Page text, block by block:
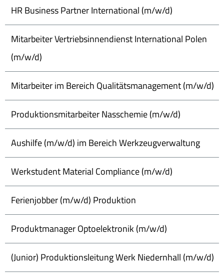
HR Business Partner International (m/w/d)
Mitarbeiter Vertriebsinnendienst International Polen
(m/w/d)
Mitarbeiter im Bereich Qualitätsmanagement (m/w/d)
Produktionsmitarbeiter Nasschemie (m/w/d)
Aushilfe (m/w/d) im Bereich Werkzeugverwaltung
Werkstudent Material Compliance (m/w/d)
Ferienjobber (m/w/d) Produktion
Produktmanager Optoelektronik (m/w/d)
(Junior) Produktionsleitung Werk Niedernhall (m/w/d)